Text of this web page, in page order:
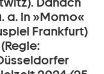
a. in »Momo«
Frankfurt)